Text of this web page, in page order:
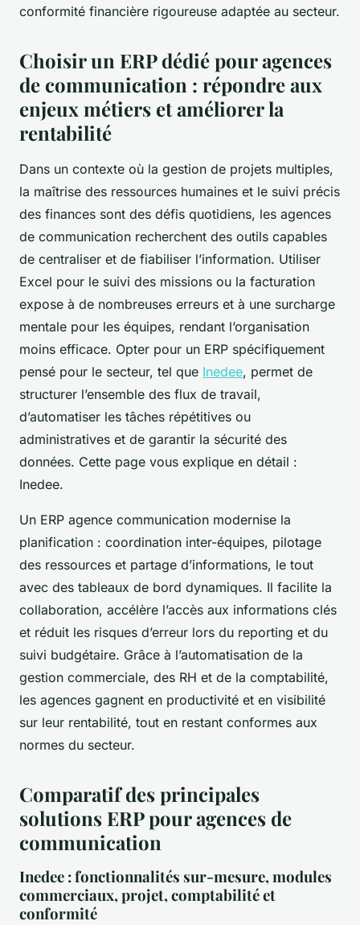
conformité financière rigoureuse adaptée au secteur.
Choisir un ERP dédié pour agences
de communication : répondre aux
enjeux métiers et améliorer la
rentabilité
Dans un contexte où la gestion de projets multiples,
la maîtrise des ressources humaines et le suivi précis
des finances sont des défis quotidiens, les agences
de communication recherchent des outils capables
de centraliser et de fiabiliser l’information. Utiliser
Excel pour le suivi des missions ou la facturation
expose à de nombreuses erreurs et à une surcharge
mentale pour les équipes, rendant l’organisation
moins efficace. Opter pour un ERP spécifiquement
pensé pour le secteur, tel que Inedee, permet de
structurer l’ensemble des flux de travail,
d’automatiser les tâches répétitives ou
administratives et de garantir la sécurité des
données. Cette page vous explique en détail :
Inedee.
Un ERP agence communication modernise la
planification : coordination inter-équipes, pilotage
des ressources et partage d’informations, le tout
avec des tableaux de bord dynamiques. Il facilite la
collaboration, accélère l’accès aux informations clés
et réduit les risques d’erreur lors du reporting et du
suivi budgétaire. Grâce à l’automatisation de la
gestion commerciale, des RH et de la comptabilité,
les agences gagnent en productivité et en visibilité
sur leur rentabilité, tout en restant conformes aux
normes du secteur.
Comparatif des principales
solutions ERP pour agences de
communication
Inedee : fonctionnalités sur-mesure, modules
commerciaux, projet, comptabilité et
conformité